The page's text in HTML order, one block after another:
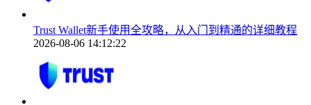
Trust Wallet新手使用全攻略，从入门到精通的详细教程
2026-08-06 14:12:22